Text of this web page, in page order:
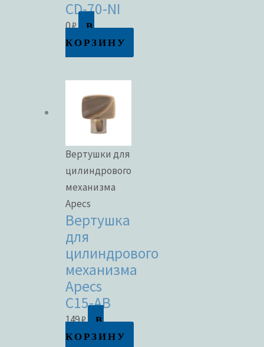
CD-70-NI
0₽
В
КОРЗИНУ
Вертушки для
цилиндрового
механизма
Apecs
Вертушка
для
цилиндрового
механизма
Apecs
C15-AB
149₽
В
КОРЗИНУ